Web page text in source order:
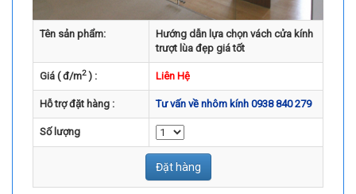
Tên sản phẩm:
Hướng dẫn lựa chọn vách cửa kính
trượt lùa đẹp giá tốt
Giá ( đ/m2) : Liên Hệ
Hỗ trợ đặt hàng : Tư vấn về nhôm kính 0938 840 279
Số lượng
Đặt hàng